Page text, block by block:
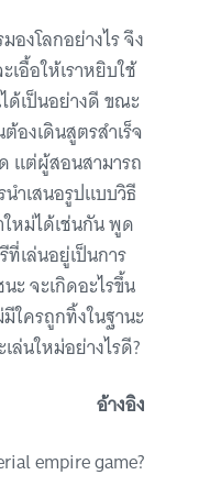
องโลกอย่างไร จึง
เอื้อให้เราหยิบใช้
ด้เป็นอย่างดี ขณะ
องเดินสูตรสำเร็จ
แต่ผู้สอนสามารถ
ำเสนอรูปแบบวิธี
หม่ได้เช่นกัน พูด
เล่นอยู่เป็นการ
ะ จะเกิดอะไรขึ้น
ใครถูกทิ้งในฐานะ
ล่นใหม่อย่างไรดี?
อ้างอิง
empire game?